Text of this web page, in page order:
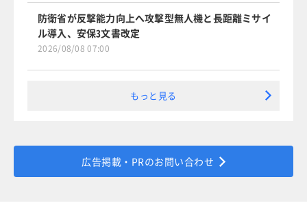
防衛省が反撃能力向上へ攻撃型無人機と長距離ミサイ
ル導入、安保3文書改定
2026/08/08 07:00
もっと見る
広告掲載・PRのお問い合わせ